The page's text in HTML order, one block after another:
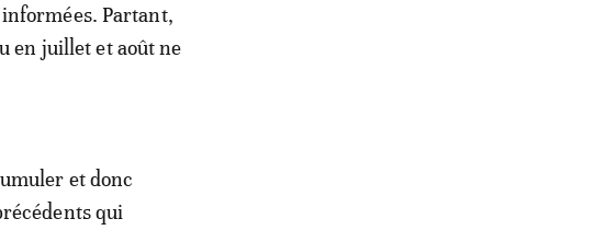
Partant,
en juillet et août ne
et donc
qui